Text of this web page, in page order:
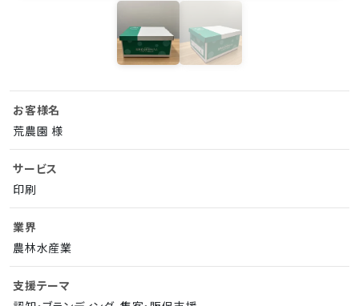
お客様名
荒農園 様
サービス
印刷
業界
農林水産業
支援テーマ